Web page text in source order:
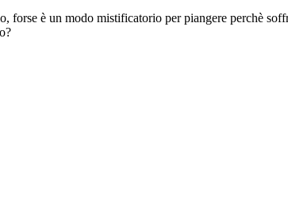
forse è un modo mistificatorio per piangere perchè